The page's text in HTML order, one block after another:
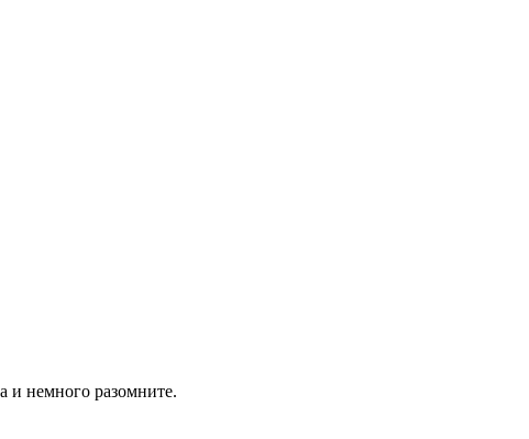
и немного разомните.